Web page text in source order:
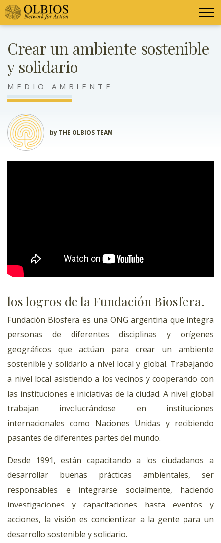
Crear un ambiente sostenible
y solidario
MEDIO AMBIENTE
by THE OLBIOS TEAM
los logros de la Fundación Biosfera.
Fundación Biosfera es una ONG argentina que integra
personas de diferentes disciplinas y orígenes
geográficos que actúan para crear un ambiente
sostenible y solidario a nivel local y global. Trabajando
a nivel local asistiendo a los vecinos y cooperando con
las instituciones e iniciativas de la ciudad. A nivel global
trabajan involucrándose en instituciones
internacionales como Naciones Unidas y recibiendo
pasantes de diferentes partes del mundo.
Desde 1991, están capacitando a los ciudadanos a
desarrollar buenas prácticas ambientales, ser
responsables e integrarse socialmente, haciendo
investigaciones y capacitaciones hasta eventos y
acciones, la visión es concientizar a la gente para un
desarrollo sostenible y solidario.